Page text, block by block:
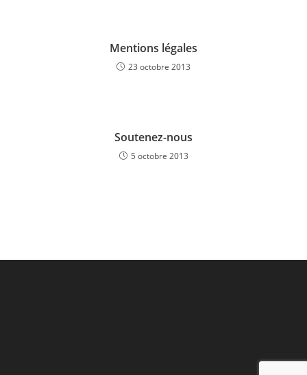
Mentions légales
23 octobre 2013
Soutenez-nous
5 octobre 2013